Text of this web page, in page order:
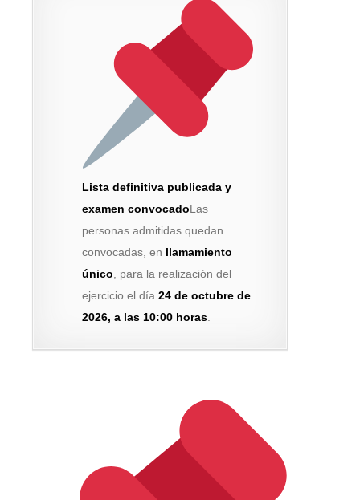
Lista definitiva publicada y
examen convocadoLas
personas admitidas quedan
convocadas, en llamamiento
único, para la realización del
ejercicio el día 24 de octubre de
2026, a las 10:00 horas.